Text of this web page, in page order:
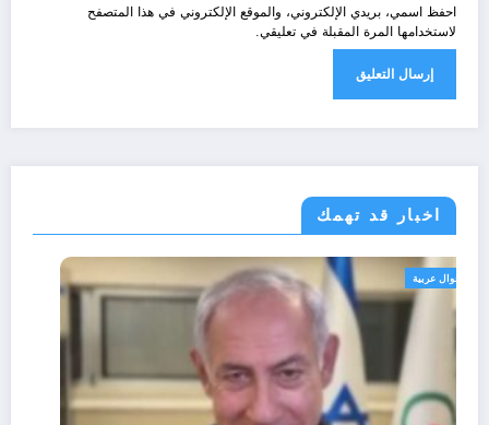
احفظ اسمي، بريدي الإلكتروني، والموقع الإلكتروني في هذا المتصفح
لاستخدامها المرة المقبلة في تعليقي.
اخبار قد تهمك
أحوال عربية